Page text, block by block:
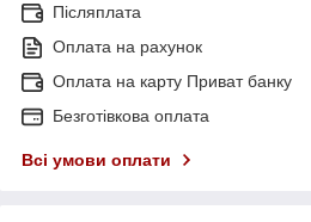
Післяплата
Оплата на рахунок
Оплата на карту Приват банку
Безготівкова оплата
Всі умови оплати